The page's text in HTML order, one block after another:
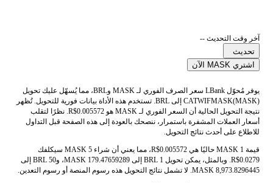
آخر وقت التحديث --
تحديث
اشتري MASK الآن
يوفر مُحوّل LBank سعر الصرف الفوري لـ MASK وBRL، مما يُسهّل عليك تحويل
CATWIFMASK(MASK) إلى BRL. تستخدم هذه الأداة بيانات فورية للتحويل. تُظهر
نتيجة التحويل الحالية أن السعر الفوري لـ MASK هو R$0.005572. نظرًا لتقلب
أسعار العملات المشفرة باستمرار، ننصحك بالعودة إلى هذه الصفحة قبل التداول
للاطلاع على أحدث نتائج التحويل.
قيمة 1 MASK حاليًا هي R$0.005572، مما يعني أن شراء 5 MASK سيكلفك
R$0.0279. وبالمثل، يمكن تحويل 1 BRL إلى 179.47659289 MASK، و50 BRL إلى
8,973.8296445 MASK. لا تشمل نتائج التحويل هذه رسوم المنصة أو رسوم التعدين.